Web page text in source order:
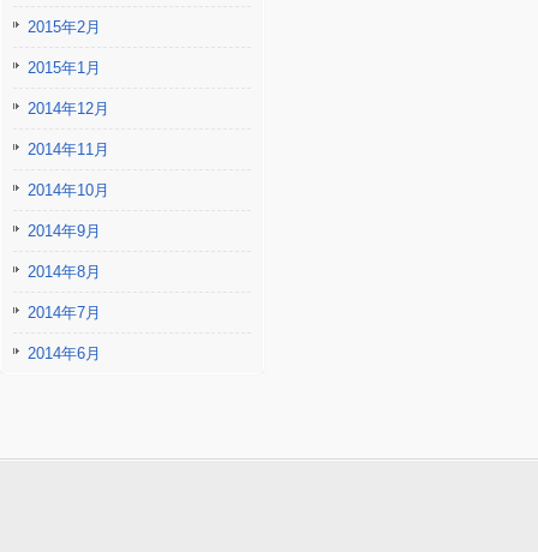
2015年2月
2015年1月
2014年12月
2014年11月
2014年10月
2014年9月
2014年8月
2014年7月
2014年6月